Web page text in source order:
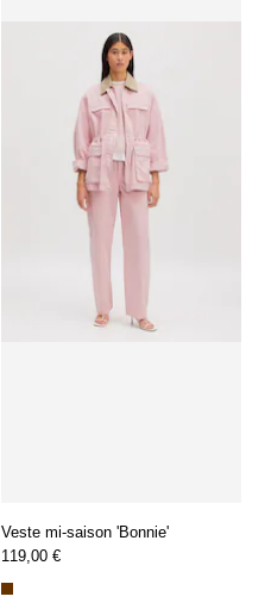
Veste mi-saison 'Maddox'
129,00 €89,90 €
Veste mi-saison 'Bonnie'
119,00 €